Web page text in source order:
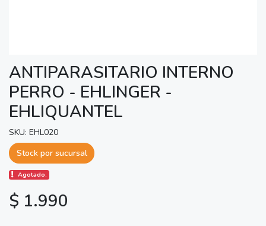
ANTIPARASITARIO INTERNO
PERRO - EHLINGER -
EHLIQUANTEL
SKU: EHL020
Stock por sucursal
Agotado.
$ 1.990